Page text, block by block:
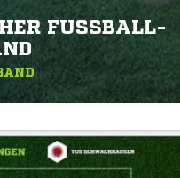
FUSSBALL-V